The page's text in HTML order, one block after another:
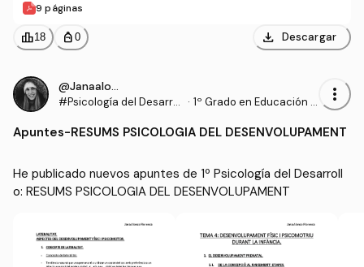
9 páginas
leaderboard18 personal_bag 0 download Descargar
@Janaalonso
#Psicología del Desarrol
· 1º Grado en Educación P
more_vert
Apuntes-RESUMS PSICOLOGIA DEL DESENVOLUPAMENT
He publicado nuevos apuntes de 1º Psicología del Desarroll
o: RESUMS PSICOLOGIA DEL DESENVOLUPAMENT